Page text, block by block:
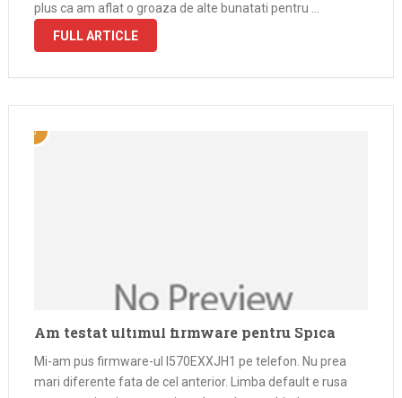
plus ca am aflat o groaza de alte bunatati pentru …
FULL ARTICLE
Am testat ultimul firmware pentru Spica
Mi-am pus firmware-ul I570EXXJH1 pe telefon. Nu prea
mari diferente fata de cel anterior. Limba default e rusa